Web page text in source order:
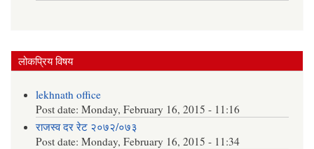
लोकप्रिय विषय
lekhnath office
Post date:Monday, February 16, 2015 - 11:16
राजस्व दर रेट २०७२/०७३
Post date:Monday, February 16, 2015 - 11:34